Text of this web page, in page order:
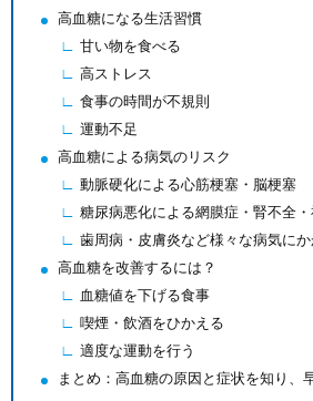
高血糖になる生活習慣
甘い物を食べる
高ストレス
食事の時間が不規則
運動不足
高血糖による病気のリスク
動脈硬化による心筋梗塞・脳梗塞
糖尿病悪化による網膜症・腎不全
歯周病・皮膚炎など様々な病気に
高血糖を改善するには？
血糖値を下げる食事
喫煙・飲酒をひかえる
適度な運動を行う
まとめ：高血糖の原因と症状を知り、